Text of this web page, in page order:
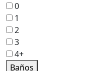
0
1
2
3
4+
Baños